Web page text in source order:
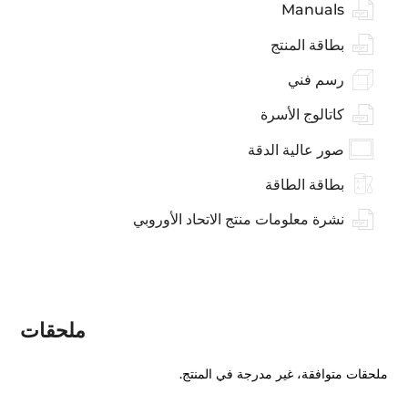
Manuals
بطاقة المنتج
رسم فني
كاتالوج الأسرة
صور عالية الدقة
بطاقة الطاقة
نشرة معلومات منتج الاتحاد الأوروبي
ملحقات
ملحقات متوافقة، غير مدرجة في المنتج.